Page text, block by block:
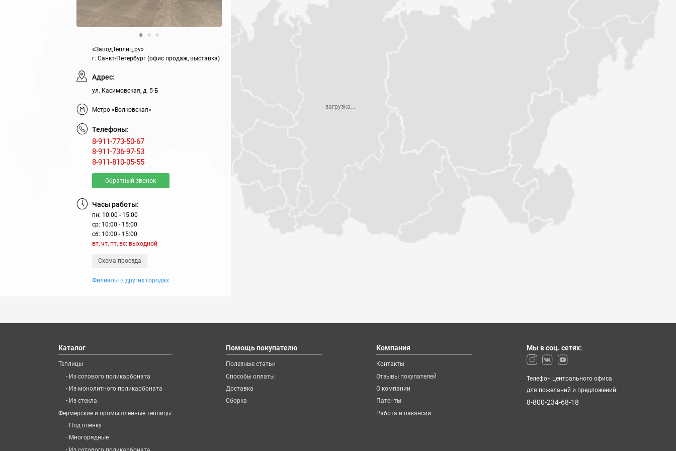
«ЗаводТеплиц.ру»
г. Санкт-Петербург (офис продаж, выставка)
Адрес:
ул. Касимовская, д. 5-Б
Метро «Волковская»
Телефоны:
8-911-773-50-67
8-911-736-97-53
8-911-810-05-55
Обратный звонок
Часы работы:
пн: 10:00 - 15:00
ср: 10:00 - 15:00
сб: 10:00 - 15:00
вт, чт, пт, вс: выходной
Схема проезда
Филиалы в других городах
вт, чт, вс: выходной
Обратный звонок
сб: 10:00 - 15:00
проспект 25 Октября, д. 42
8-911-023-87-85
загрузка...
Мы в соц. сетях:
Телефон центрального офиса
для пожеланий и предложений:
8-800-234-68-18
Каталог
Теплицы
- Из сотового поликарбоната
- Из монолитного поликарбоната
- Из стекла
Фермерские и промышленные теплицы
- Под пленку
- Многорядные
-
Помощь покупателю
Полезные статьи
Способы оплаты
Доставка
Сборка
Компания
Контакты
Отзывы покупателей
О компании
Патенты
Работа и вакансии